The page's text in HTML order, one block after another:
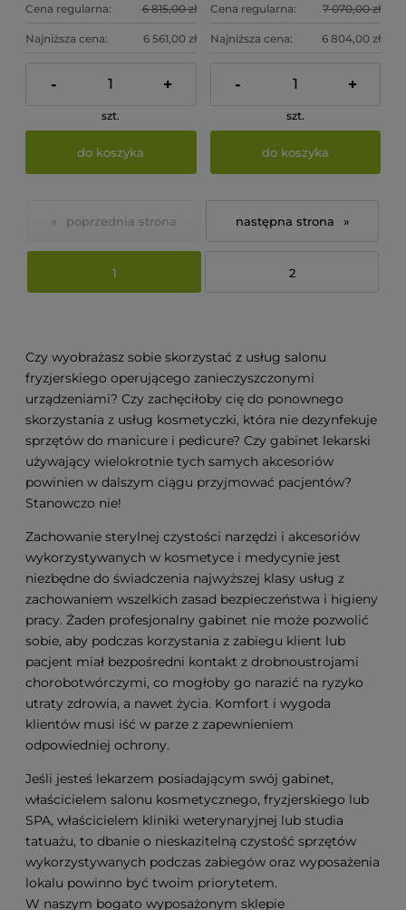
Cena regularna: 6 815,00 zł
Najniższa cena: 6 561,00 zł
- +
szt.
do koszyka
Cena regularna: 7 070,00 zł
Najniższa cena: 6 804,00 zł
- +
szt.
do koszyka
«
1 2
»
Czy wyobrażasz sobie skorzystać z usług salonu
fryzjerskiego operującego zanieczyszczonymi
urządzeniami? Czy zachęciłoby cię do ponownego
skorzystania z usług kosmetyczki, która nie dezynfekuje
sprzętów do manicure i pedicure? Czy gabinet lekarski
używający wielokrotnie tych samych akcesoriów
powinien w dalszym ciągu przyjmować pacjentów?
Stanowczo nie!
Zachowanie sterylnej czystości narzędzi i akcesoriów
wykorzystywanych w kosmetyce i medycynie jest
niezbędne do świadczenia najwyższej klasy usług z
zachowaniem wszelkich zasad bezpieczeństwa i higieny
pracy. Żaden profesjonalny gabinet nie może pozwolić
sobie, aby podczas korzystania z zabiegu klient lub
pacjent miał bezpośredni kontakt z drobnoustrojami
chorobotwórczymi, co mogłoby go narazić na ryzyko
utraty zdrowia, a nawet życia. Komfort i wygoda
klientów musi iść w parze z zapewnieniem
odpowiedniej ochrony.
Jeśli jesteś lekarzem posiadającym swój gabinet,
właścicielem salonu kosmetycznego, fryzjerskiego lub
SPA, właścicielem kliniki weterynaryjnej lub studia
tatuażu, to dbanie o nieskazitelną czystość sprzętów
wykorzystywanych podczas zabiegów oraz wyposażenia
lokalu powinno być twoim priorytetem.
W naszym bogato wyposażonym sklepie